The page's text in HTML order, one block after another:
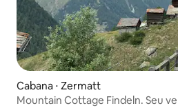
Cabana ⋅ Zermatt
Mountain Cottage Findeln. Seu